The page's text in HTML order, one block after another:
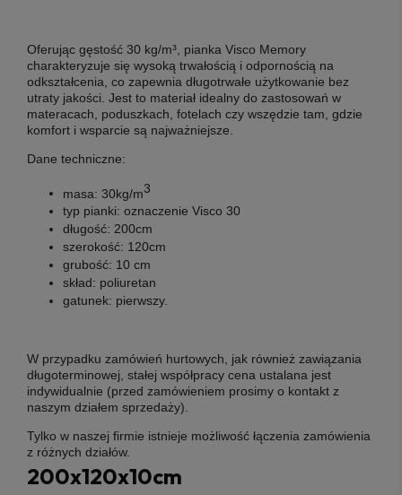
Oferując gęstość 30 kg/m³, pianka Visco Memory
charakteryzuje się wysoką trwałością i odpornością na
odkształcenia, co zapewnia długotrwałe użytkowanie bez
utraty jakości. Jest to materiał idealny do zastosowań w
materacach, poduszkach, fotelach czy wszędzie tam, gdzie
komfort i wsparcie są najważniejsze.
Dane techniczne:
masa: 30kg/m3
typ pianki: oznaczenie Visco 30
długość: 200cm
szerokość: 120cm
grubość: 10 cm
skład: poliuretan
gatunek: pierwszy.
W przypadku zamówień hurtowych, jak również zawiązania
długoterminowej, stałej współpracy cena ustalana jest
indywidualnie (przed zamówieniem prosimy o kontakt z
naszym działem sprzedaży).
Tylko w naszej firmie istnieje możliwość łączenia zamówienia
z różnych działów.
200x120x10cm